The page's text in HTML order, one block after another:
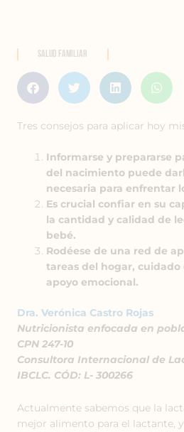
Salud Familiar
Tres consejos para aplicar hoy
Informarse y prepararse
del nacimiento puede
necesaria para enfrentar
Es crucial confiar en su
la cantidad y calidad de
bebé.
Rodéese de una red de
tareas del hogar,
apoyo emocional.
Dra. Verónica Castro Rojas
Nutricionista enfocada en
CPN 247-10
Consultora Internacional de
IBCLC. CÓD: L- 300266
Actualmente sabemos que la
mejor alimento para el lactante,